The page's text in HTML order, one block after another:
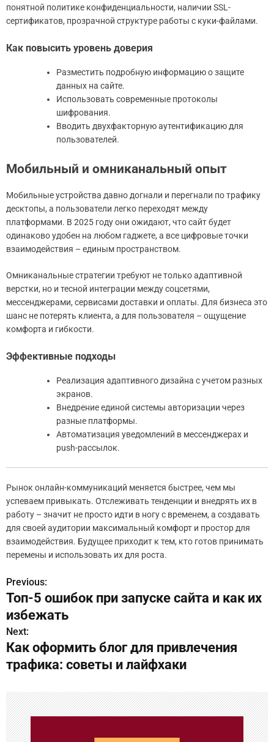
понятной политике конфиденциальности, наличии SSL-
сертификатов, прозрачной структуре работы с куки-файлами.
Как повысить уровень доверия
Разместить подробную информацию о защите
данных на сайте.
Использовать современные протоколы
шифрования.
Вводить двухфакторную аутентификацию для
пользователей.
Мобильный и омниканальный опыт
Мобильные устройства давно догнали и перегнали по трафику
десктопы, а пользователи легко переходят между
платформами. В 2025 году они ожидают, что сайт будет
одинаково удобен на любом гаджете, а все цифровые точки
взаимодействия – единым пространством.
Омниканальные стратегии требуют не только адаптивной
верстки, но и тесной интеграции между соцсетями,
мессенджерами, сервисами доставки и оплаты. Для бизнеса это
шанс не потерять клиента, а для пользователя – ощущение
комфорта и гибкости.
Эффективные подходы
Реализация адаптивного дизайна с учетом разных
экранов.
Внедрение единой системы авторизации через
разные платформы.
Автоматизация уведомлений в мессенджерах и
push-рассылок.
Рынок онлайн-коммуникаций меняется быстрее, чем мы
успеваем привыкать. Отслеживать тенденции и внедрять их в
работу – значит не просто идти в ногу с временем, а создавать
для своей аудитории максимальный комфорт и простор для
взаимодействия. Будущее приходит к тем, кто готов принимать
перемены и использовать их для роста.
Н
а
в
и
а
ц
Previous:
Топ-5 ошибок при запуске сайта и как их
избежать
Next:
Как оформить блог для привлечения
трафика: советы и лайфхаки